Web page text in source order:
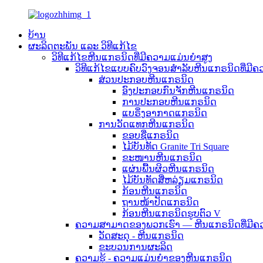
ບ້ານ
ຜະລິດຕະພັນ ແລະ ວິທີແກ້ໄຂ
ວິທີແກ້ໄຂຫີນແກຣນິດທີ່ມີຄວາມແມ່ນຍຳສູງ
ວິທີແກ້ໄຂແບບຄົບວົງຈອນສຳລັບຫີນແກຣນິດທີ່ມີຄ
ສ່ວນປະກອບຫີນແກຣນິດ
ອົງປະກອບກົນຈັກຫີນແກຣນິດ
ການປະກອບຫີນແກຣນິດ
ແບຣິ່ງອາກາດແກຣນິດ
ການວັດແທກຫີນແກຣນິດ
ຂອບຊື່ແກຣນິດ
ໄມ້ບັນທັດ Granite Tri Square
ຂະໜານຫີນແກຣນິດ
ແຜ່ນພື້ນຜິວຫີນແກຣນິດ
ໄມ້ບັນທັດສີ່ຫລ່ຽມແກຣນິດ
ກ້ອນຫີນແກຣນິດ
ຖານໜ້າປັດແກຣນິດ
ກ້ອນຫີນແກຣນິດຮູບຕົວ V
ຄວາມສາມາດຂອງພວກເຮົາ — ຫີນແກຣນິດທີ່ມີຄ
ວັດສະດຸ - ຫີນແກຣນິດ
ຂະບວນການຜະລິດ
ຄວາມຮູ້ - ຄວາມແມ່ນຍໍາຂອງຫີນແກຣນິດ